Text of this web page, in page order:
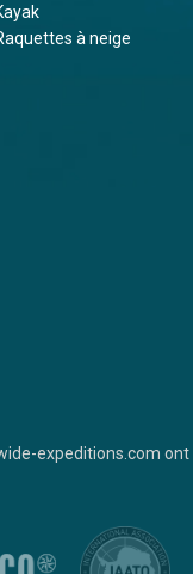
à neige
expeditions.com